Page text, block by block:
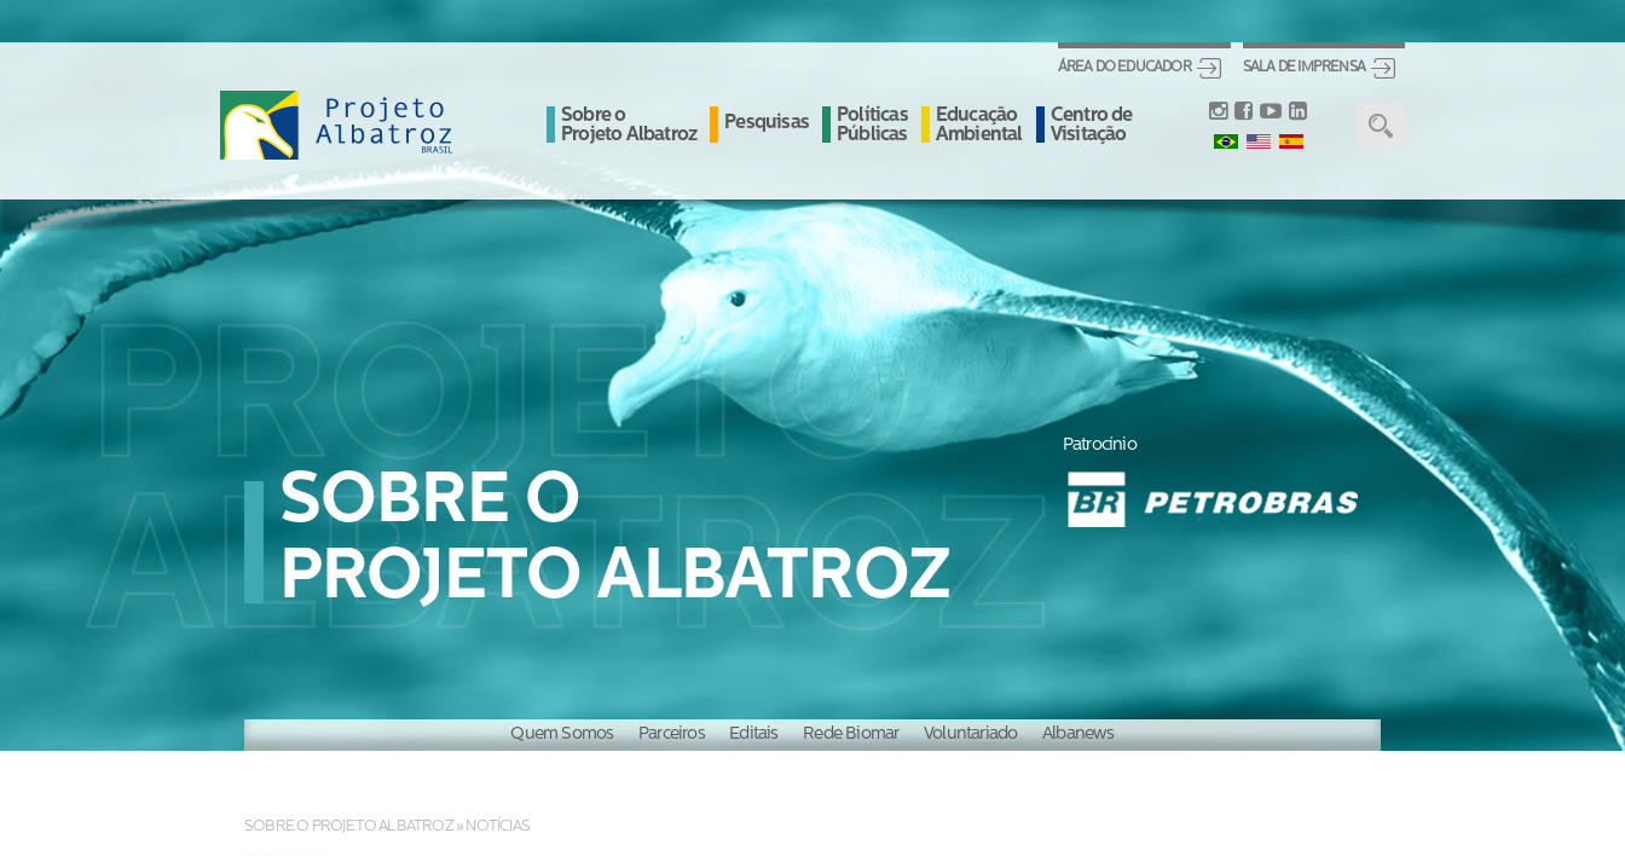
SALA DE IMPRENSA
ÁREA DO EDUCADOR
Sobre o
Projeto Albatroz
Pesquisas
Políticas
Públicas
Educação
Ambiental
Centro de
Visitação
Patrocínio
SOBRE O
PROJETO ALBATROZ
Quem Somos Parceiros Editais Rede Biomar Voluntariado Albanews
SOBRE O PROJETO ALBATROZ» NOTÍCIAS